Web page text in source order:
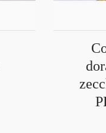
cornice artigiana